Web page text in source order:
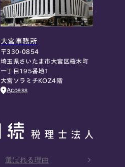
大宮事務所
〒330-0854
埼玉県さいたま市大宮区桜木町
一丁目195番地1
大宮ソラミチKOZ4階
Access
選ばれる理由